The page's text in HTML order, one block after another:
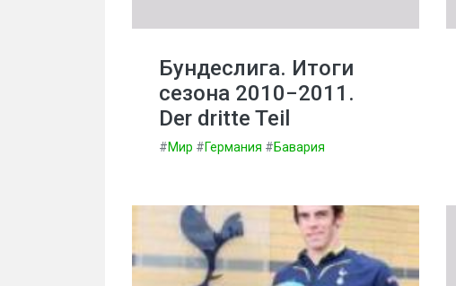
Бундеслига. Итоги
сезона 2010−2011.
Der dritte Teil
#Мир #Германия #Бавария